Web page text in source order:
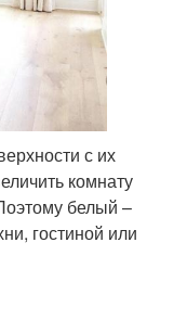
с их
комнату
белый –
гостиной или